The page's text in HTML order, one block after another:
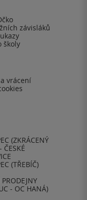
závisláků
školy
vrácení
(ZKRÁCENÝ
ČESKÉ
(TŘEBÍČ)
- OC HANÁ)